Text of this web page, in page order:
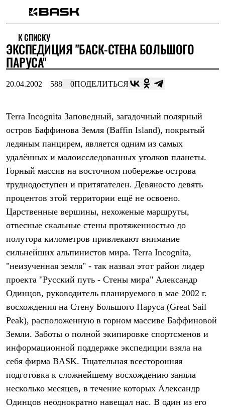
Интернет-магазин
Мужская одежда
Утепленная пухом
Куртки
Жилеты
Куртки
Штормовая одежда
Куртки
Софтшелл одежда
Куртки
Брюки
Флисовая одежда
Куртки
Брюки
Термобелье
Теплое термобелье
Среднее термобелье
Легкое термобелье
Лёгкая одежда
Футболки
Рубашки
Толстовки
Брюки
Шорты
Женская одежда
Утепленная пухом
Куртки
Брюки
Жилеты
Утепленная синтетикой
Брюки
Штормовая одежда
К СПИСКУ
ЭКСПЕДИЦИЯ "БАСК-СТЕНА БОЛЬШОГО
ПАРУСА"
20.04.2002 588 0ПОДЕЛИТЬСЯ
Terra Incognita Заповедный, загадочный полярный
остров Баффинова Земля (Baffin Island), покрытый
ледяным панцирем, является одним из самых
удалённых и малоисследованных уголков планеты.
Горный массив на восточном побережье острова
труднодоступен и притягателен. Девяносто девять
процентов этой территории ещё не освоено.
Царственные вершины, нехоженые маршруты,
отвесные скальные стены протяженностью до
полутора километров привлекают внимание
сильнейших альпинистов мира. Terra Incognita,
"неизученная земля" - так назвал этот район лидер
проекта "Русский путь - Стены мира" Александр
Одинцов, руководитель планируемого в мае 2002 г.
восхождения на Стену Большого Паруса (Great Sail
Pеаk), расположенную в горном массиве Баффиновой
Земли. Заботы о полной экипировке спортсменов и
информационной поддержке экспедиции взяла на
себя фирма BASK. Тщательная всесторонняя
подготовка к сложнейшему восхождению заняла
несколько месяцев, в течение которых Александр
Одинцов неоднократно навещал нас. В один из его